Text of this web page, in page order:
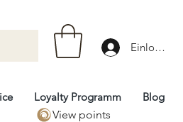
Einloggen
Loyalty Programm
Blog
View points